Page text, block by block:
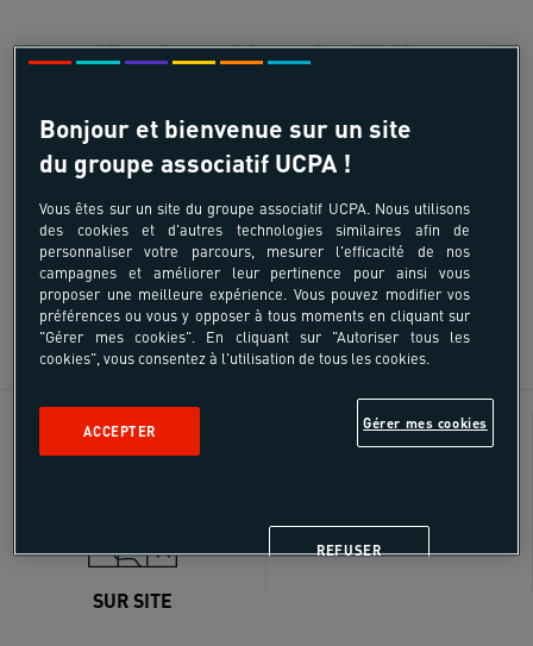
Vivez des expériences inoubliables
destinations mondiales
soigneusement sélectionnées pour
leur authenticité et leurs spots
d'exception !
DÉCOUVRIR
Découverte pays
SUR SITE
Âges
Bonjour et bienvenue sur un site
du groupe associatif UCPA !
Vous êtes sur un site du groupe associatif UCPA. Nous utilisons
des cookies et d'autres technologies similaires afin de
personnaliser votre parcours, mesurer l'efficacité de nos
campagnes et améliorer leur pertinence pour ainsi vous
proposer une meilleure expérience. Vous pouvez modifier vos
préférences ou vous y opposer à tous moments en cliquant sur
"Gérer mes cookies". En cliquant sur "Autoriser tous les
cookies", vous consentez à l'utilisation de tous les cookies.
Gérer mes cookies
REFUSER
ACCEPTER